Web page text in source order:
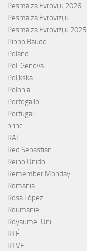
Pesma za Evroviju 2026
Pesma za Evroviziju
Pesma za Evroviziju 2025
Pippo Baudo
Poland
Poli Genova
Poljkska
Polonia
Portogallo
Portugal
princ
RAI
Red Sebastian
Reino Unido
Remember Monday
Romania
Rosa López
Roumanie
Royaume-Uni
RTÉ
RTVE